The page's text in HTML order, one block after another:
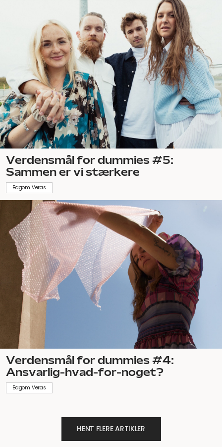
Verdensmål for dummies #5:
Sammen er vi stærkere
Bagom Veras
Verdensmål for dummies #4:
Ansvarlig-hvad-for-noget?
Bagom Veras
HENT FLERE ARTIKLER